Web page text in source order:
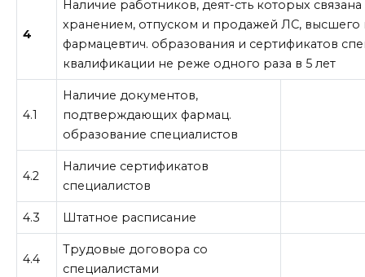
4
Наличие работников, деят-сть которых
хранением, отпуском и продажей ЛС, высшего
фармацевтич. образования и сертификатов
квалификации не реже одного раза в 5 лет
4.1
Наличие документов,
подтверждающих фармац.
образование специалистов
4.2
Наличие сертификатов
специалистов
4.3 Штатное расписание
4.4
Трудовые договора со
специалистами